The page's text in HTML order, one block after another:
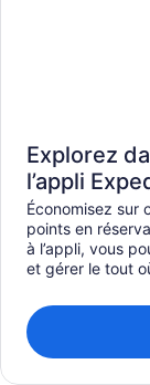
Explorez
l’appli
Économisez sur
points en
à l’appli, vous
et gérer le tout